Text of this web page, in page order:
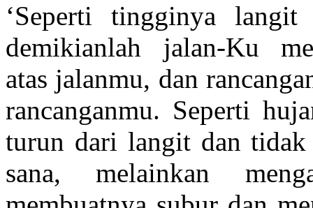
‘Seperti tingginya
demikianlah jalan-Ku
atas jalanmu, dan
rancanganmu. Seperti
turun dari langit dan
sana, melainkan